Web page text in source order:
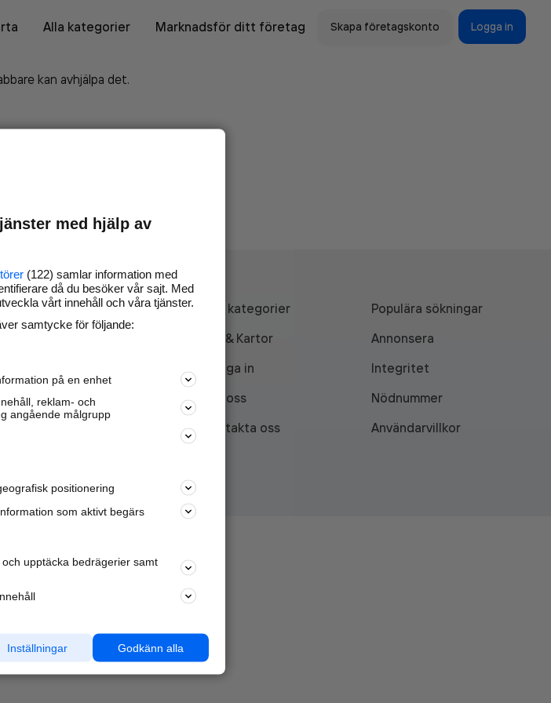
Alla kategorier Marknadsför ditt företag Skapa företagskonto Logga in
kan avhjälpa det.
företaget på
kunder och
nära dig.
mer här
Alla kategorier
Populära sökningar
API & Kartor
Annonsera
Logga in
Integritet
Om oss
Nödnummer
Kontakta oss
Användarvillkor
med hjälp av
(122) samlar information med
då du besöker vår sajt. Med
vårt innehåll och våra tjänster.
samtycke för följande:
på en enhet
reklam- och
angående målgrupp
positionering
som aktivt begärs
upptäcka bedrägerier samt
Godkänn alla
Inställningar